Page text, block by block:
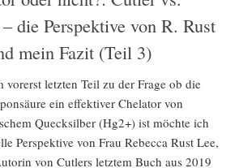
– die Perspektive von R. Rust
mein Fazit (Teil 3)
vorerst letzten Teil zu der Frage ob die
ein effektiver Chelator von
Quecksilber (Hg2+) ist möchte ich
Perspektive von Frau Rebecca Rust Lee,
von Cutlers letztem Buch aus 2019